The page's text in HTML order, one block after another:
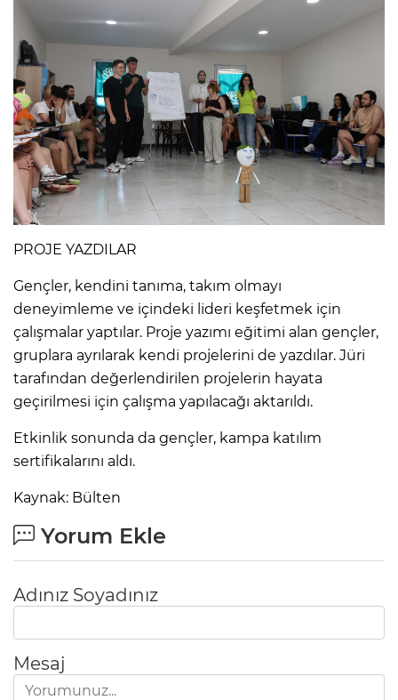
PROJE YAZDILAR
Gençler, kendini tanıma, takım olmayı
deneyimleme ve içindeki lideri keşfetmek için
çalışmalar yaptılar. Proje yazımı eğitimi alan gençler,
gruplara ayrılarak kendi projelerini de yazdılar. Jüri
tarafından değerlendirilen projelerin hayata
geçirilmesi için çalışma yapılacağı aktarıldı.
Etkinlik sonunda da gençler, kampa katılım
sertifikalarını aldı.
Kaynak: Bülten
Yorum Ekle
Adınız Soyadınız
Mesaj